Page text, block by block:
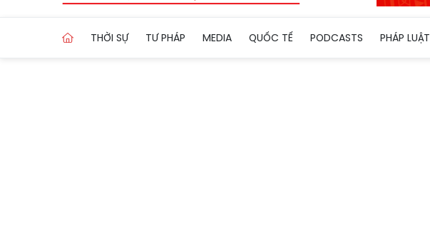
THỜI SỰ TƯ PHÁP MEDIA QUỐC TẾ PODCASTS PHÁP LUẬT